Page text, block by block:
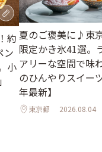
約
ン
小
夏のご褒美に♪東
限定かき氷41選。
アリーな空間で味
のひんやりスイー
年最新】
東京都 2026.08.04